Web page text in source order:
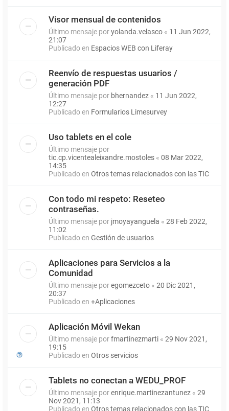
Visor mensual de contenidos
Último mensaje poryolanda.velasco « 11 Jun 2022,
21:07
Publicado en Espacios WEB con Liferay
Reenvío de respuestas usuarios /
generación PDF
Último mensaje por bhernandez « 11 Jun 2022,
12:27
Publicado en Formularios Limesurvey
Uso tablets en el cole
Último mensaje por
tic.cp.vicentealeixandre.mostoles « 08 Mar 2022,
14:35
Publicado en Otros temas relacionados con las TIC
Con todo mi respeto: Reseteo
contraseñas.
Último mensaje por jmoyayanguela « 28 Feb 2022,
11:02
Publicado en Gestión de usuarios
Aplicaciones para Servicios a la
Comunidad
Último mensaje poregomezceto « 20 Dic 2021,
20:37
Publicado en +Aplicaciones
Aplicación Móvil Wekan
Último mensaje porfmartinezmarti « 29 Nov 2021,
19:15
Publicado en Otros servicios
Tablets no conectan a WEDU_PROF
Último mensaje porenrique.martinezantunez « 29
Nov 2021, 11:13
Publicado en Otros temas relacionados con las TIC